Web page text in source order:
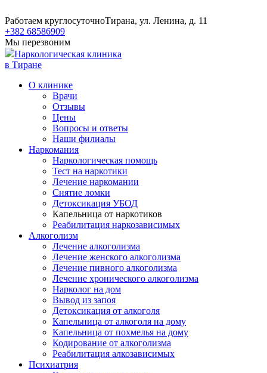
Работаем круглосуточноТирана, ул. Ленина, д. 11
+382 68586909
Мы перезвоним
Наркологическая клиника
в Тиране
О клинике
Врачи
Отзывы
Цены
Вопросы и ответы
Наши филиалы
Наркомания
Наркологическая помощь
Тест на наркотики
Лечение наркомании
Снятие ломки
​​Детоксикация УБОД
Капельница от наркотиков
Реабилитация наркозависимых
Алкоголизм
Лечение алкоголизма
Лечение женского алкоголизма
Лечение пивного алкоголизма
Лечение хронического алкоголизма
Нарколог на дом
Вывод из запоя
Детоксикация от алкоголя
Капельница от алкоголя на дому
Капельница от похмелья на дому
Кодирование от алкоголизма
Реабилитация алкозависимых
Психиатрия